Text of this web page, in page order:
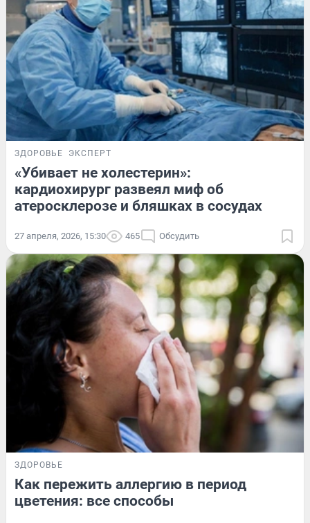
ЗДОРОВЬЕ ЭКСПЕРТ
«Убивает не холестерин»:
кардиохирург развеял миф об
атеросклерозе и бляшках в сосудах
27 апреля, 2026, 15:30 465 Обсудить
ЗДОРОВЬЕ
Как пережить аллергию в период
цветения: все способы